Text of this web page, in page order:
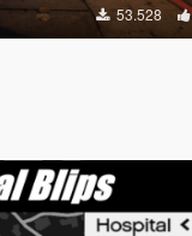
53.528